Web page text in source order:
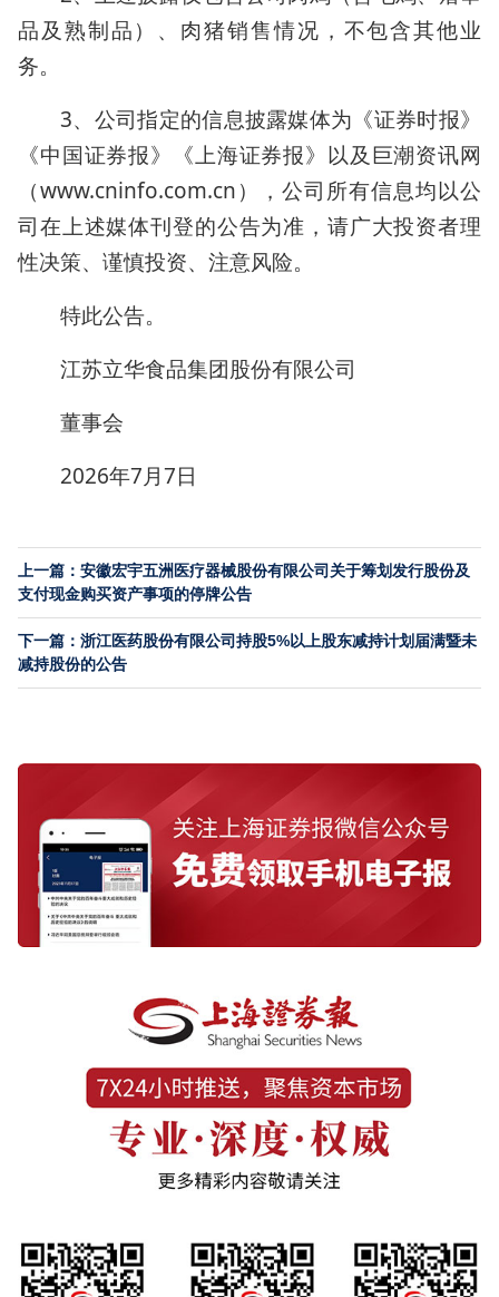
品及熟制品）、肉猪销售情况，不包含其他业
务。
3、公司指定的信息披露媒体为《证券时报》
《中国证券报》《上海证券报》以及巨潮资讯网
（www.cninfo.com.cn），公司所有信息均以公
司在上述媒体刊登的公告为准，请广大投资者理
性决策、谨慎投资、注意风险。
特此公告。
江苏立华食品集团股份有限公司
董事会
2026年7月7日
上一篇：安徽宏宇五洲医疗器械股份有限公司关于筹划发行股份及
支付现金购买资产事项的停牌公告
下一篇：浙江医药股份有限公司持股5%以上股东减持计划届满暨未
减持股份的公告